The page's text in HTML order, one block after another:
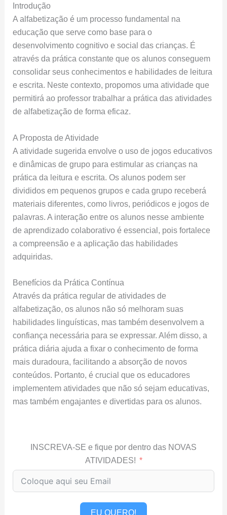
Introdução
A alfabetização é um processo fundamental na
educação que serve como base para o
desenvolvimento cognitivo e social das crianças. É
através da prática constante que os alunos conseguem
consolidar seus conhecimentos e habilidades de leitura
e escrita. Neste contexto, propomos uma atividade que
permitirá ao professor trabalhar a prática das atividades
de alfabetização de forma eficaz.
A Proposta de Atividade
A atividade sugerida envolve o uso de jogos educativos
e dinâmicas de grupo para estimular as crianças na
prática da leitura e escrita. Os alunos podem ser
divididos em pequenos grupos e cada grupo receberá
materiais diferentes, como livros, periódicos e jogos de
palavras. A interação entre os alunos nesse ambiente
de aprendizado colaborativo é essencial, pois fortalece
a compreensão e a aplicação das habilidades
adquiridas.
Benefícios da Prática Contínua
Através da prática regular de atividades de
alfabetização, os alunos não só melhoram suas
habilidades linguísticas, mas também desenvolvem a
confiança necessária para se expressar. Além disso, a
prática diária ajuda a fixar o conhecimento de forma
mais duradoura, facilitando a absorção de novos
conteúdos. Portanto, é crucial que os educadores
implementem atividades que não só sejam educativas,
mas também engajantes e divertidas para os alunos.
INSCREVA-SE e fique por dentro das NOVAS
ATIVIDADES!
EU QUERO!